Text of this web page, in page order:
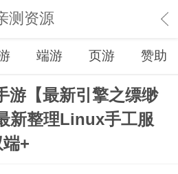
测资源
端游 页游 赞助
游【最新引擎之缥缈
新整理Linux手工服
+